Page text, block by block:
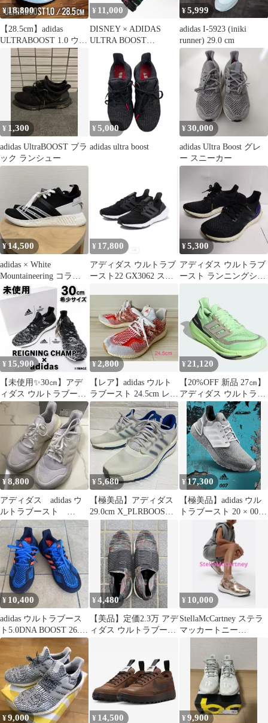
¥18,800
【28.5cm】adidas
ULTRABOOST 1.0 ウル
トラブースト
¥ 11,000
DISNEY × ADIDAS
ULTRA BOOST
"GOOFY" 30cm
¥5,999
adidas I-5923 (iniki
runner) 29.0 cm
¥ 1,300
adidas UltraBOOST ブラ
ック ランシュー
¥ 5,000
adidas ultra boost
¥30,000
adidas Ultra Boost グレ
ー スニーカー
¥14,500
adidas × White
Mountaineering コラボ
スニーカー
¥ 17,800
アディダス ウルトラブ
ースト22 GX3062 スニ
¥5,300
アディダス ウルトラブ
ースト ランニングシュ
¥ 15,900
【未使用✨️30㎝】アデ
ィダス ウルトラブース
ト レイニングチャンプ
激レア 箱
¥2,800
【レア】adidas ウルト
ラブースト 24.5cm レッ
ド/ホワイト
¥21,120
【20%OFF 新品 27㎝】
アディダス ウルトラブ
ースト ライト Boost
¥8,800
アディダス adidas ウ
ルトラブースト
ULTRABOOST 25.0cm
¥5,680
【極美品】アディダス
29.0cm X_PLRBOOST
スニーカー 白青
¥17,300
【極美品】adidas ウル
トラブースト 20 × 007
サフィン 26.5
¥ 10,400
adidas ウルトラブース
ト5.0DNA BOOST 26.5
GY7952
¥4,480
【美品】定価2.3万 アデ
ィダス ウルトラブース
¥ 10,000
StellaMcCartney ステラ
マッカートニー
¥9,000 ¥ 14,500 ¥9,900